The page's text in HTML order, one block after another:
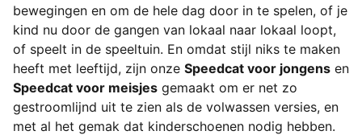
bewegingen en om de hele dag door in te spelen, of je
kind nu door de gangen van lokaal naar lokaal loopt,
of speelt in de speeltuin. En omdat stijl niks te maken
heeft met leeftijd, zijn onze Speedcat voor jongens en
Speedcat voor meisjes gemaakt om er net zo
gestroomlijnd uit te zien als de volwassen versies, en
met al het gemak dat kinderschoenen nodig hebben.